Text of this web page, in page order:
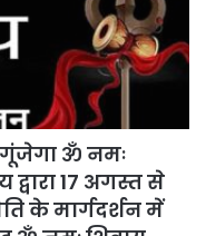
गूंजेगा ॐ नमः
17 अगस्त से
के मार्गदर्शन में